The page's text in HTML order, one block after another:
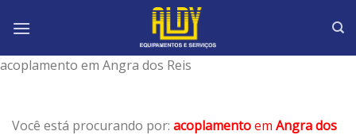
acoplamento em Angra dos Reis
Você está procurando por: acoplamentoem Angra dos